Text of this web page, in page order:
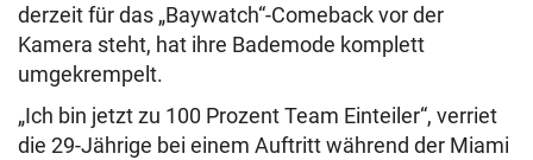
derzeit für das „Baywatch“-Comeback vor der
Kamera steht, hat ihre Bademode komplett
umgekrempelt.
„Ich bin jetzt zu 100 Prozent Team Einteiler“, verriet
die 29-Jährige bei einem Auftritt während der Miami